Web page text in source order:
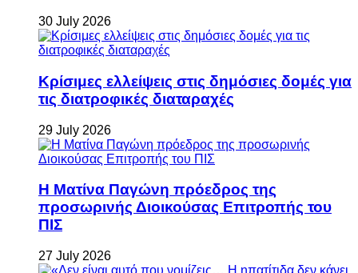
30 July 2026
Κρίσιμες ελλείψεις στις δημόσιες δομές για
τις διατροφικές διαταραχές
29 July 2026
Η Ματίνα Παγώνη πρόεδρος της
προσωρινής Διοικούσας Επιτροπής του
ΠΙΣ
27 July 2026